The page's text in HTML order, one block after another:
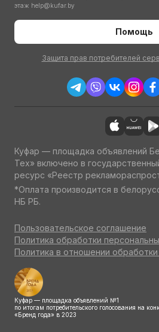
этаж help@kufar.by
Помощь
Защита прав потребителей
Куфар — площадка объявлений
Тех» включено в
ресурс «Реестр
*Оплата производится в
НБ РБ.
Пользовательское соглашение
Политика обработки
Политика в отношении
Куфар — площадка объявлений №1
по итогам потребительского голосования на
«Бренд года» в 2023